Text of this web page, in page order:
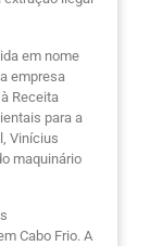
em nome
empresa
Receita
para a
Vinícius
maquinário
Cabo Frio. A